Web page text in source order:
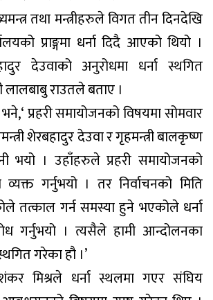
तथा मन्त्रीहरुले विगत तीन दिनदेखि
प्राङ्गमा धर्ना दिदै आएको थियो ।
देउवाको अनुरोधमा धर्ना स्थगित
लालबाबु राउतले बताए ।
प्रहरी समायोजनको विषयमा सोमवार
शेरबहादुर देउवा र गृहमन्त्री बालकृष्ण
भयो । उहाँहरुले प्रहरी समायोजनको
व्यक्त गर्नुभयो । तर निर्वाचनको मिति
तत्काल गर्न समस्या हुने भएकोले धर्ना
गर्नुभयो । त्यसैले हामी आन्दोलनका
गरेका हौ ।’
मिश्रले धर्ना स्थलमा गएर संघिय